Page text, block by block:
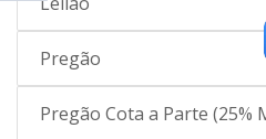
Pregão
Pregão Cota a Parte (25%